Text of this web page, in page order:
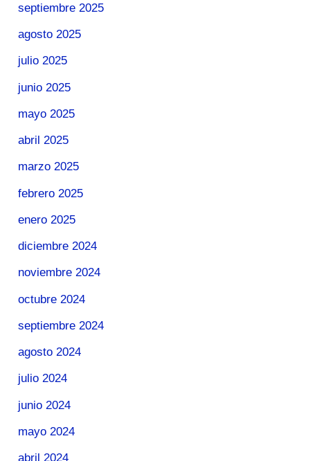
septiembre 2025
agosto 2025
julio 2025
junio 2025
mayo 2025
abril 2025
marzo 2025
febrero 2025
enero 2025
diciembre 2024
noviembre 2024
octubre 2024
septiembre 2024
agosto 2024
julio 2024
junio 2024
mayo 2024
abril 2024